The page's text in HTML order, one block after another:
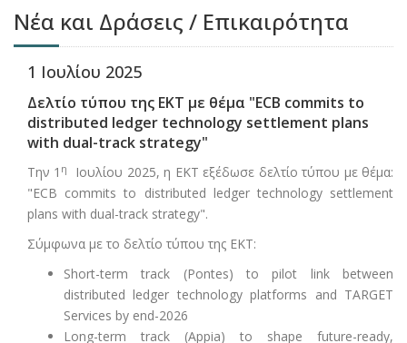
Νέα και Δράσεις / Επικαιρότητα
1 Ιουλίου 2025
Δελτίο τύπου της ΕΚΤ με θέμα "ECB commits to
distributed ledger technology settlement plans
with dual-track strategy"
Την 1 η
Ιουλίου 2025, η ΕΚΤ εξέδωσε δελτίο τύπου με θέμα:
"ECB commits to distributed ledger technology settlement
plans with dual-track strategy".
Σύμφωνα με το δελτίο τύπου της ΕΚΤ:
Short-term track (Pontes) to pilot link between
distributed ledger technology platforms and TARGET
Services by end-2026
Long-term track (Appia) to shape future-ready,